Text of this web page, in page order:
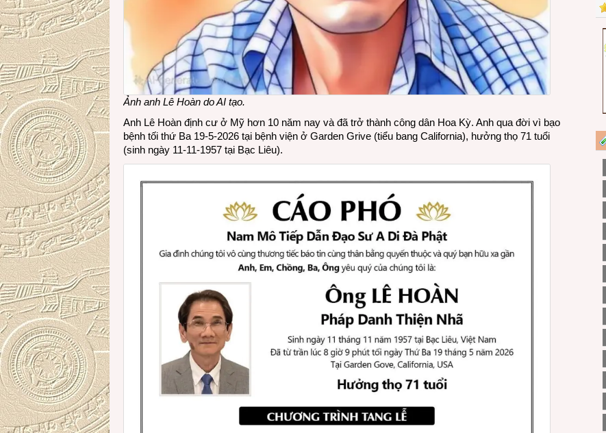
Ảnh anh Lê Hoàn do AI tạo.
Anh Lê Hoàn định cư ở Mỹ hơn 10 năm nay và đã trở thành công dân Hoa Kỳ. Anh qua đời vì bạo
bệnh tối thứ Ba 19-5-2026 tại bệnh viện ở Garden Grive (tiểu bang California), hưởng thọ 71 tuổi
(sinh ngày 11-11-1957 tại Bạc Liêu).